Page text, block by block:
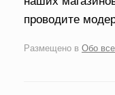
проводите
Размещено в Обо